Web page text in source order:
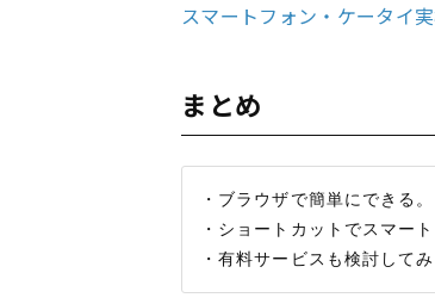
スマートフォン・ケータイ
まとめ
・ブラウザで簡単にできる。
・ショートカットでスマー